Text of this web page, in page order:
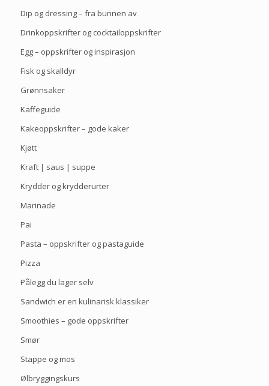
Dip og dressing – fra bunnen av
Drinkoppskrifter og cocktailoppskrifter
Egg – oppskrifter og inspirasjon
Fisk og skalldyr
Grønnsaker
Kaffeguide
Kakeoppskrifter – gode kaker
Kjøtt
Kraft | saus | suppe
Krydder og krydderurter
Marinade
Pai
Pasta – oppskrifter og pastaguide
Pizza
Pålegg du lager selv
Sandwich er en kulinarisk klassiker
Smoothies – gode oppskrifter
Smør
Stappe og mos
Ølbryggingskurs